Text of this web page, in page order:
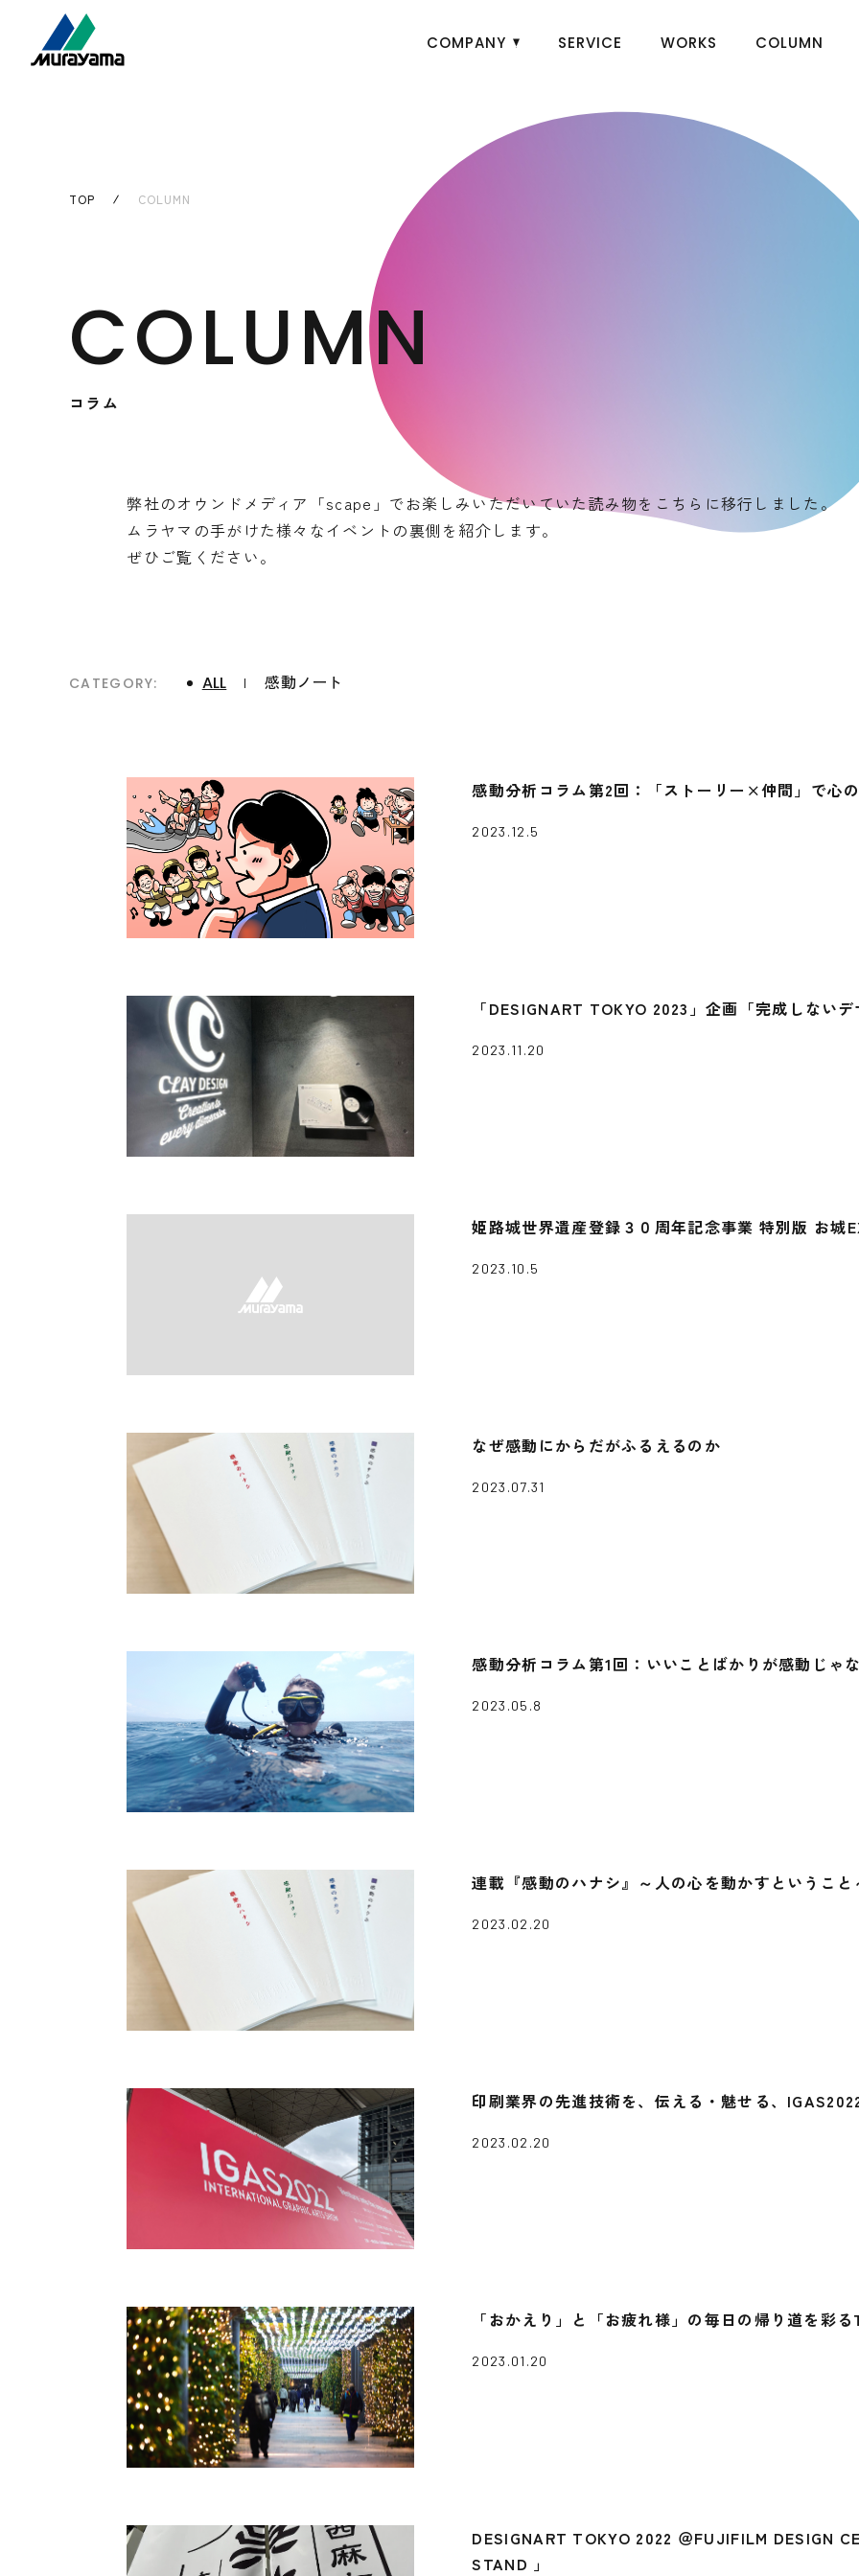
COMPANY SERVICE WORKS COLUMN
TOP COLUMN
コラム
COLUMN
弊社のオウンドメディア「scape」でお楽しみいただいていた読み物をこちらに移行しました。
ムラヤマの手がけた様々なイベントの裏側を紹介します。
ぜひご覧ください。
CATEGORY: ALL 感動ノート
感動分析コラム第2回：「ストーリー×仲間」で心
2023.12.5
「DESIGNART TOKYO 2023」企画「完成しない
2023.11.20
姫路城世界遺産登録３０周年記念事業 特別版 お城
2023.10.5
なぜ感動にからだがふるえるのか
2023.07.31
感動分析コラム第1回：いいことばかりが感動じゃ
2023.05.8
連載『感動のハナシ』～人の心を動かすということ
2023.02.20
印刷業界の先進技術を、伝える・魅せる、
2023.02.20
「おかえり」と「お疲れ様」の毎日の帰り道を彩
2023.01.20
DESIGNART TOKYO 2022 ＠FUJIFILM DESIGN
STAND 」